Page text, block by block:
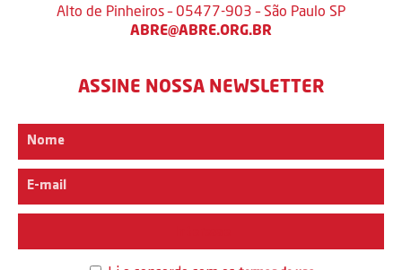
Alto de Pinheiros – 05477-903 – São Paulo SP
ABRE@ABRE.ORG.BR
ASSINE NOSSA NEWSLETTER